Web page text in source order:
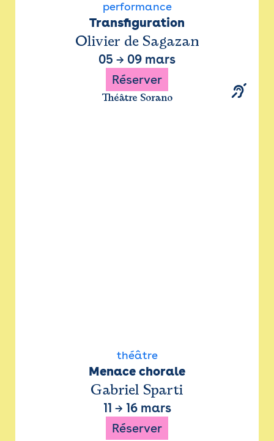
performance
Transfiguration
Olivier de Sagazan
05 → 09 mars
Réserver
Théâtre Sorano
théâtre
Menace chorale
Gabriel Sparti
11 → 16 mars
Réserver